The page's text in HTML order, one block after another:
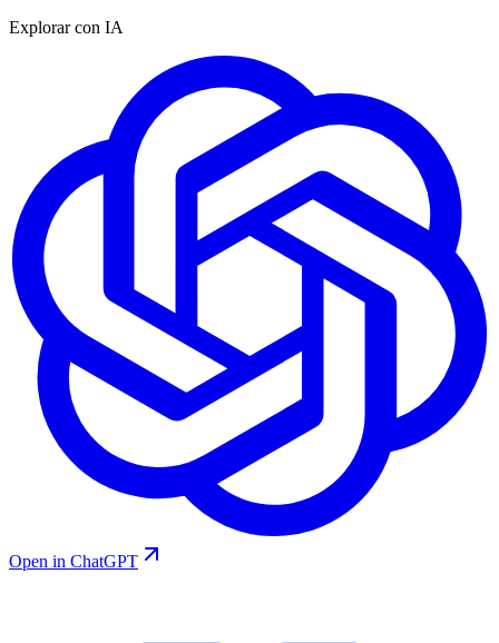
Explorar con IA
Open in ChatGPT